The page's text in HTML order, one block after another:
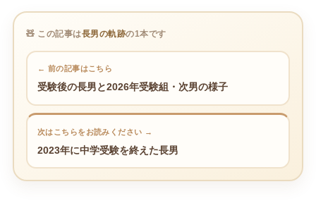
🧸 この記事は長男の軌跡の1本です
← 前の記事はこちら
受験後の長男と2026年受験組・次男の様子
次はこちらをお読みください →
2023年に中学受験を終えた長男